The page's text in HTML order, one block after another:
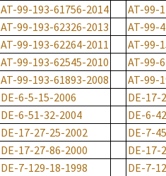
AT-99-193-61756-2014
AT-99-
AT-99-193-62326-2013
AT-99-
AT-99-193-62264-2011
AT-99-
AT-99-193-62545-2010
AT-99-
AT-99-193-61893-2008
AT-99-
DE-6-5-15-2006
DE-17-
DE-6-51-32-2004
DE-6-
DE-17-27-25-2002
DE-7-
DE-17-27-86-2000
DE-17-
DE-7-129-18-1998
DE-7-